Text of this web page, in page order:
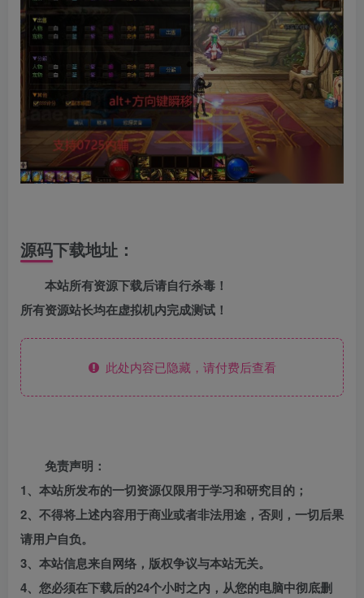
源码下载地址：
本站所有资源下载后请自行杀毒！
所有资源站长均在虚拟机内完成测试！
此处内容已隐藏，请付费后查看
免责声明：
1、本站所发布的一切资源仅限用于学习和研究目的；
2、不得将上述内容用于商业或者非法用途，否则，一切后果
请用户自负。
3、本站信息来自网络，版权争议与本站无关。
4、您必须在下载后的24个小时之内，从您的电脑中彻底删